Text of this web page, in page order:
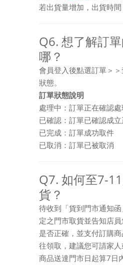
若出貨量增加，出貨時
Q6. 想了解訂
哪？
會員登入後點選訂單＞
狀態。
訂單狀態說明
處理中：訂單正在確認處
已確認：訂單已確認成
已完成：訂單成功取件
已取消：訂單已被取消
Q7. 如何至7-
貨？
待收到「貨到門市通知
定之門市取貨並告知店
是否正確，並支付訂購
往領取，建議您可請家人
商品送達門市日起算7日